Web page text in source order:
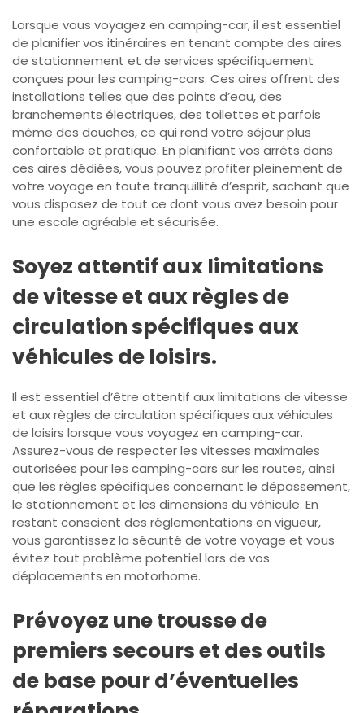
Lorsque vous voyagez en camping-car, il est essentiel
de planifier vos itinéraires en tenant compte des aires
de stationnement et de services spécifiquement
conçues pour les camping-cars. Ces aires offrent des
installations telles que des points d’eau, des
branchements électriques, des toilettes et parfois
même des douches, ce qui rend votre séjour plus
confortable et pratique. En planifiant vos arrêts dans
ces aires dédiées, vous pouvez profiter pleinement de
votre voyage en toute tranquillité d’esprit, sachant que
vous disposez de tout ce dont vous avez besoin pour
une escale agréable et sécurisée.
Soyez attentif aux limitations
de vitesse et aux règles de
circulation spécifiques aux
véhicules de loisirs.
Il est essentiel d’être attentif aux limitations de vitesse
et aux règles de circulation spécifiques aux véhicules
de loisirs lorsque vous voyagez en camping-car.
Assurez-vous de respecter les vitesses maximales
autorisées pour les camping-cars sur les routes, ainsi
que les règles spécifiques concernant le dépassement,
le stationnement et les dimensions du véhicule. En
restant conscient des réglementations en vigueur,
vous garantissez la sécurité de votre voyage et vous
évitez tout problème potentiel lors de vos
déplacements en motorhome.
Prévoyez une trousse de
premiers secours et des outils
de base pour d’éventuelles